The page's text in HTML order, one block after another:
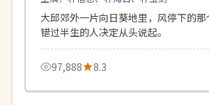
大邱郊外一片向日葵地里，风停下的
错过半生的人决定从头说起。
97,888 8.3
独播